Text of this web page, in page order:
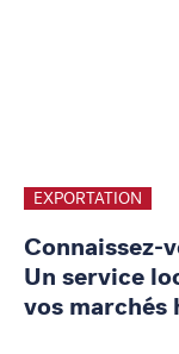
EXPORTATION
Connaissez-
Un service
vos marchés